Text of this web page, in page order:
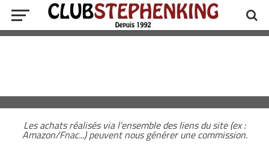
Les achats réalisés via l'ensemble des liens du site (ex :
Amazon/Fnac...) peuvent nous générer une commission.